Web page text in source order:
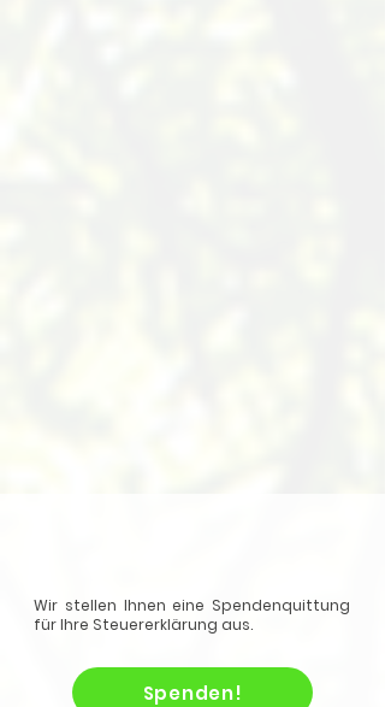
Wir stellen Ihnen eine Spendenquittung
für Ihre Steuererklärung aus.
Spenden!